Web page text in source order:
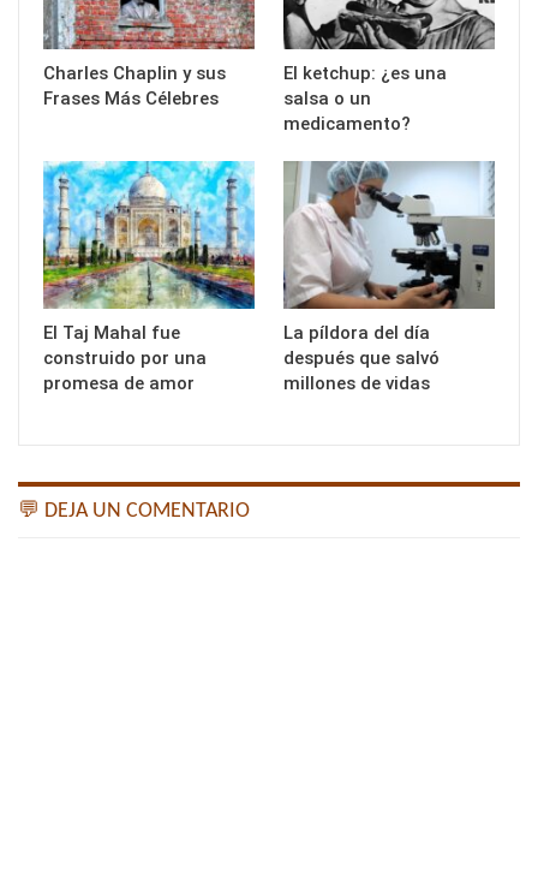
Charles Chaplin y sus
Frases Más Célebres
El ketchup: ¿es una
salsa o un
medicamento?
El Taj Mahal fue
construido por una
promesa de amor
La píldora del día
después que salvó
millones de vidas
💬 DEJA UN COMENTARIO